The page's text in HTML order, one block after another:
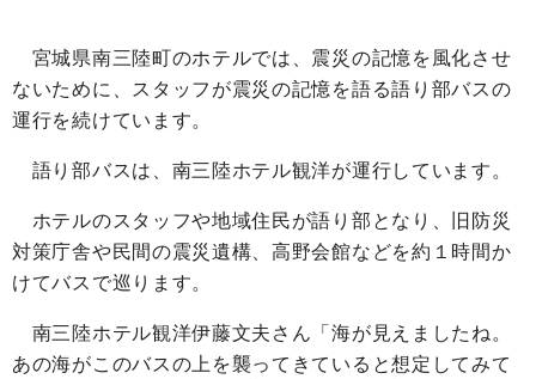
宮城県南三陸町のホテルでは、震災の記憶を風化させ
ないために、スタッフが震災の記憶を語る語り部バスの
運行を続けています。
語り部バスは、南三陸ホテル観洋が運行しています。
ホテルのスタッフや地域住民が語り部となり、旧防災
対策庁舎や民間の震災遺構、高野会館などを約１時間か
けてバスで巡ります。
南三陸ホテル観洋伊藤文夫さん「海が見えましたね。
あの海がこのバスの上を襲ってきていると想定してみて